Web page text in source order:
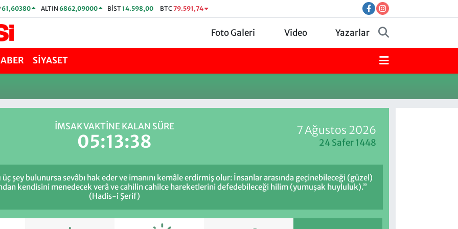
61,60380 ALTIN 6862,09000 BİST14.598,00 BTC 79.591,74
Foto Galeri Video Yazarlar
SİYASET
İMSAK VAKTİNE KALAN SÜRE
05:13:38
7 Ağustos 2026
24 Safer 1448
şey bulunursa sevâbı hak eder ve imanını kemâle erdirmiş olur: İnsanlar arasında geçinebileceği (güzel)
kendisini menedecek verâ ve cahilin cahilce hareketlerini defedebileceği hilim (yumuşak huyluluk).”
(Hadis-i Şerif)